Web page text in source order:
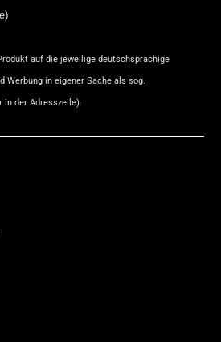
auf die jeweilige deutschsprachige
Werbung in eigener Sache als sog.
in der Adresszeile).